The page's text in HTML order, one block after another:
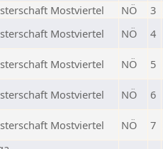
Mostviertel NÖ 3
Mostviertel NÖ 4
Mostviertel NÖ 5
Mostviertel NÖ 6
Mostviertel NÖ 7